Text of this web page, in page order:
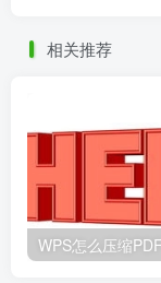
相关推荐